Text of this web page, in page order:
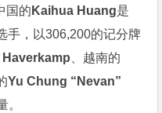
国的 Kaihua Huang是
手，以306,200的记分牌
Haverkamp 、越南的
Yu Chung “Nevan”
。